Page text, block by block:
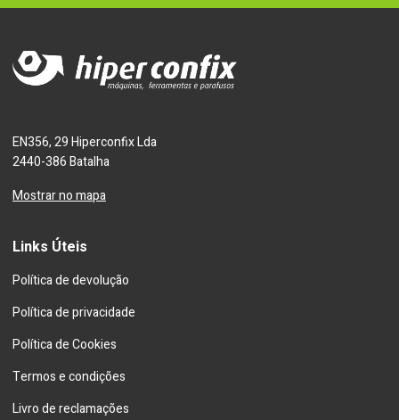
EN356, 29 Hiperconfix Lda
2440-386 Batalha
Mostrar no mapa
Links Úteis
Política de devolução
Política de privacidade
Política de Cookies
Termos e condições
Livro de reclamações